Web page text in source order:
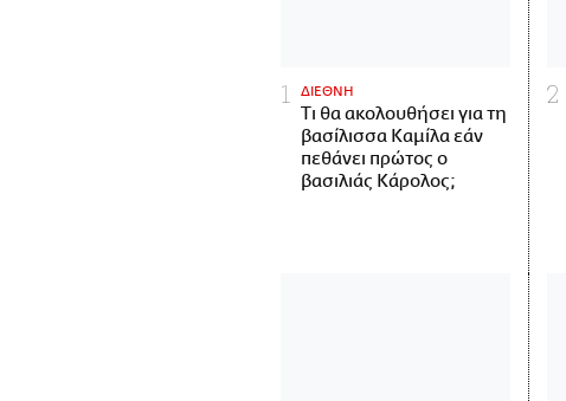
ΔΙΕΘΝΗ
Τι θα ακολουθήσει για τη
βασίλισσα Καμίλα εάν
πεθάνει πρώτος ο
βασιλιάς Κάρολος;